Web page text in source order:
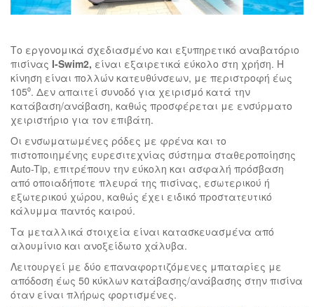
Το εργονομικά σχεδιασμένο και εξυπηρετικό αναβατόριο
πισίνας I-Swim2, είναι εξαιρετικά εύκολο στη χρήση. Η
κίνηση είναι πολλών κατευθύνσεων, με περιστροφή έως
105⁰. Δεν απαιτεί συνοδό για χειρισμό κατά την
κατάβαση/ανάβαση, καθώς προσφέρεται με ενσύρματο
χειριστήριο για τον επιβάτη.
Οι ενσωματωμένες ρόδες με φρένα και το
πιστοποιημένης ευρεσιτεχνίας σύστημα σταθεροποίησης
Auto-Tip, επιτρέπουν την εύκολη και ασφαλή πρόσβαση
από οποιαδήποτε πλευρά της πισίνας, εσωτερικού ή
εξωτερικού χώρου, καθώς έχει ειδικό προστατευτικό
κάλυμμα παντός καιρού.
Τα μεταλλικά στοιχεία είναι κατασκευασμένα από
αλουμίνιο και ανοξείδωτο χάλυβα.
Λειτουργεί με δύο επαναφορτιζόμενες μπαταρίες με
απόδοση έως 50 κύκλων κατάβασης/ανάβασης στην πισίνα
όταν είναι πλήρως φορτισμένες.